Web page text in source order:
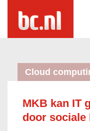
Cloud
MKB kan IT
door sociale